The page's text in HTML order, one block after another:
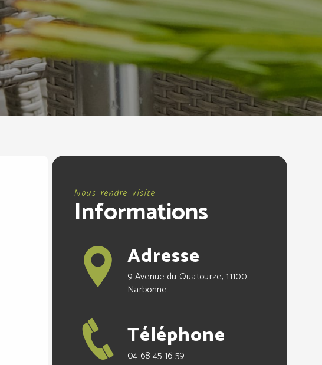
Nous rendre visite
Informations
Adresse
9 Avenue du Quatourze, 11100
Narbonne
Téléphone
04 68 45 16 59